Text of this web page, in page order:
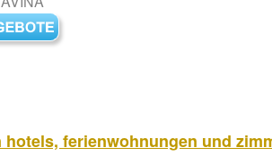
hotels, ferienwohnungen und